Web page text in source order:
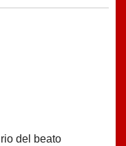
del beato